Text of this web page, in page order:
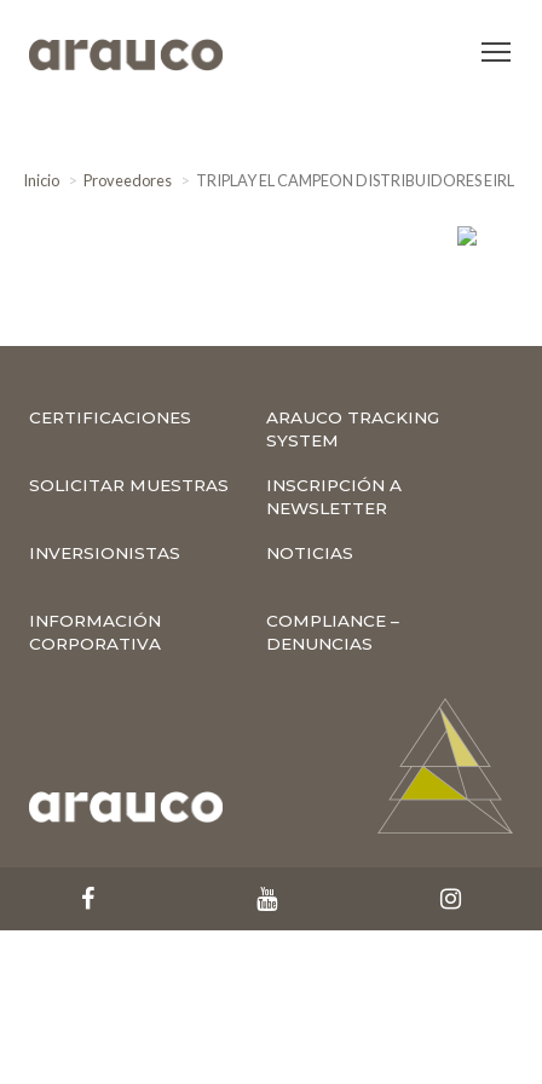
Inicio Proveedores TRIPLAY EL CAMPEON DISTRIBUIDORES EIRL
CERTIFICACIONES
ARAUCO TRACKING
SYSTEM
SOLICITAR MUESTRAS
INSCRIPCIÓN A
NEWSLETTER
INVERSIONISTAS NOTICIAS
INFORMACIÓN
CORPORATIVA
COMPLIANCE –
DENUNCIAS